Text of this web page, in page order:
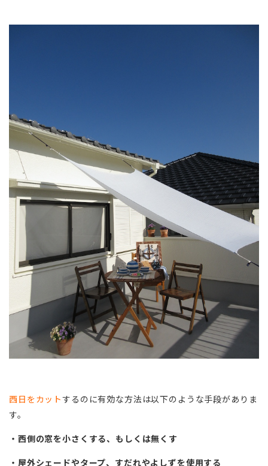
西日をカットするのに有効な方法は以下のような手段がありま
す。
・西側の窓を小さくする、もしくは無くす
・屋外シェードやタープ、すだれやよしずを使用する